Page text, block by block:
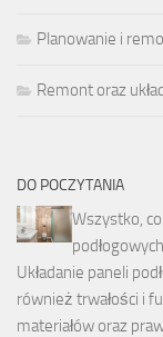
Planowanie i
Remont oraz
DO POCZYTANIA
Wszystko,
podłogowych
Układanie paneli
również trwałości i
materiałów oraz